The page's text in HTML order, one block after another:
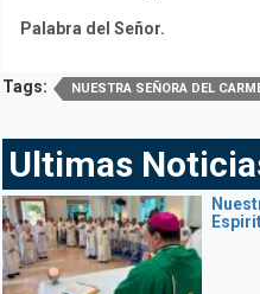
Palabra del Señor.
Tags: NUESTRA SEÑORA DEL
Ultimas